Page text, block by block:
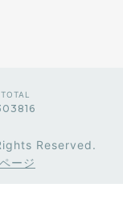
TOTAL
Reserved.
ージ